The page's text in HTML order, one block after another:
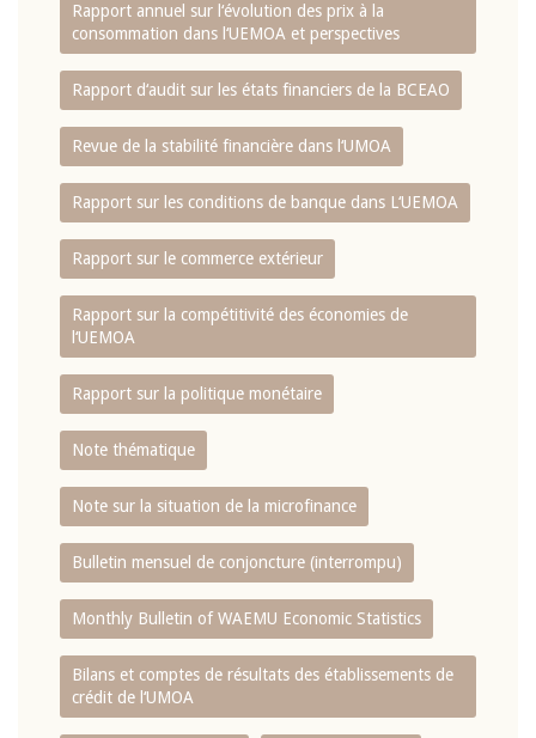
Rapport annuel sur l‘évolution des prix à la
consommation dans l‘UEMOA et perspectives
Rapport d‘audit sur les états financiers de la BCEAO
Revue de la stabilité financière dans l‘UMOA
Rapport sur les conditions de banque dans L‘UEMOA
Rapport sur le commerce extérieur
Rapport sur la compétitivité des économies de
l‘UEMOA
Rapport sur la politique monétaire
Note thématique
Note sur la situation de la microfinance
Bulletin mensuel de conjoncture (interrompu)
Monthly Bulletin of WAEMU Economic Statistics
Bilans et comptes de résultats des établissements de
crédit de l‘UMOA